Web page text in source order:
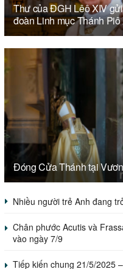
Thư của ĐGH Lêô XIV
đoàn Linh mục Thánh Piô
Đóng Cửa Thánh tại
Nhiều người trẻ Anh đang
Chân phước Acutis và
vào ngày 7/9
Tiếp kiến chung 21/5/2025